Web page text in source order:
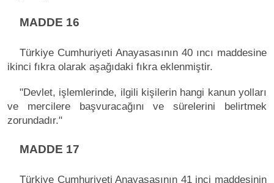
MADDE 16
Türkiye Cumhuriyeti Anayasasının 40 ıncı maddesine
ikinci fıkra olarak aşağıdaki fıkra eklenmiştir.
"Devlet, işlemlerinde, ilgili kişilerin hangi kanun yolları
ve mercilere başvuracağını ve sürelerini belirtmek
zorundadır."
MADDE 17
Türkiye Cumhuriyeti Anayasasının 41 inci maddesinin